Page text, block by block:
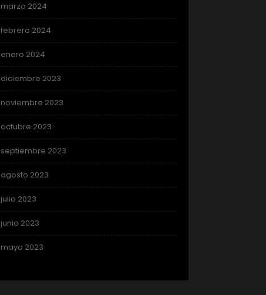
marzo 2024
febrero 2024
enero 2024
diciembre 2023
noviembre 2023
octubre 2023
septiembre 2023
agosto 2023
julio 2023
junio 2023
mayo 2023